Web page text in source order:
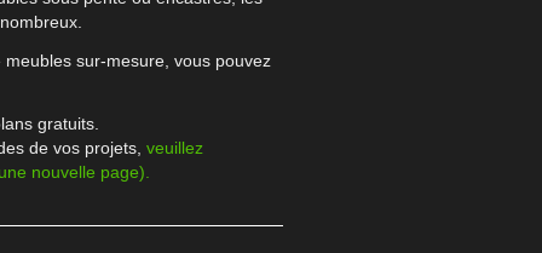
sur-mesure, vous pouvez
gratuits.
de vos projets, veuillez
nouvelle page).